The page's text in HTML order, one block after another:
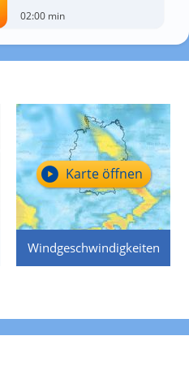
02:00 min
Windgeschwindigkeiten
Karte öffnen